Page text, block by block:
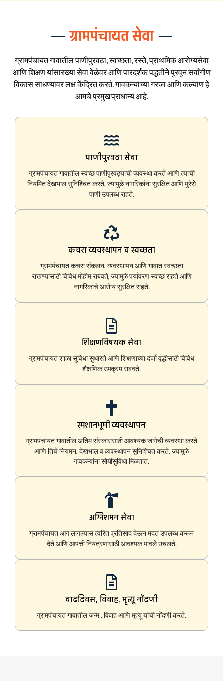
ग्रामपंचायत सेवा
ग्रामपंचायत गावातील पाणीपुरवठा, स्वच्छता, रस्ते, प्राथमिक आरोग्यसेवा
आणि शिक्षण यांसारख्या सेवा वेळेवर आणि पारदर्शक पद्धतीने पुरवून सर्वांगीण
विकास साधण्यावर लक्ष केंद्रित करते. गावकऱ्यांच्या गरजा आणि कल्याण हे
आमचे प्रमुख प्राधान्य आहे.
पाणीपुरवठा सेवा
ग्रामपंचायत गावातील स्वच्छ पाणीपुरवठ्याची व्यवस्था करते आणि त्याची
नियमित देखभाल सुनिश्चित करते, ज्यामुळे नागरिकांना सुरक्षित आणि पुरेसे
पाणी उपलब्ध राहते.
कचरा व्यवस्थापन व स्वच्छता
ग्रामपंचायत कचरा संकलन, व्यवस्थापन आणि गावात स्वच्छता
राखण्यासाठी विविध मोहीम राबवते, ज्यामुळे पर्यावरण स्वच्छ राहते आणि
नागरिकांचे आरोग्य सुरक्षित राहते.
शिक्षणविषयक सेवा
ग्रामपंचायत शाळा सुविधा सुधारते आणि शिक्षणाच्या दर्जा वृद्धीसाठी विविध
शैक्षणिक उपक्रम राबवते.
स्मशानभूमी व्यवस्थापन
ग्रामपंचायत गावातील अंतिम संस्कारासाठी आवश्यक जागेची व्यवस्था करते
आणि तिचे नियमन, देखभाल व व्यवस्थापन सुनिश्चित करते, ज्यामुळे
गावकऱ्यांना सोयीसुविधा मिळतात.
अग्निशमन सेवा
ग्रामपंचायत आग लागल्यास त्वरित प्रतिसाद देऊन मदत उपलब्ध करून
देते आणि आपत्ती नियंत्रणासाठी आवश्यक पावले उचलते.
वाढदिवस, विवाह, मृत्यू नोंदणी
ग्रामपंचायत गावातील जन्म , विवाह आणि मृत्यू यांची नोंदणी करते.